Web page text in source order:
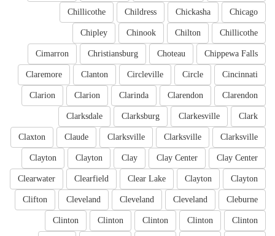
Chicago
Chickasha
Childress
Chillicothe
Chillicothe
Chilton
Chinook
Chipley
Chippewa Falls
Choteau
Christiansburg
Cimarron
Cincinnati
Circle
Circleville
Clanton
Claremore
Clarendon
Clarendon
Clarinda
Clarion
Clarion
Clark
Clarkesville
Clarksburg
Clarksdale
Clarksville
Clarksville
Clarksville
Claude
Claxton
Clay Center
Clay Center
Clay
Clayton
Clayton
Clayton
Clayton
Clear Lake
Clearfield
Clearwater
Cleburne
Cleveland
Cleveland
Cleveland
Clifton
Clinton
Clinton
Clinton
Clinton
Clinton